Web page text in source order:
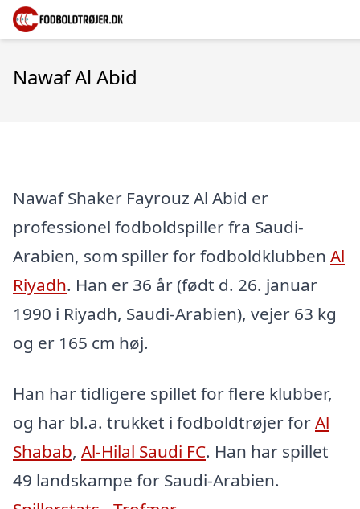
Nawaf Al Abid
Nawaf Shaker Fayrouz Al Abid er
professionel fodboldspiller fra Saudi-
Arabien, som spiller for fodboldklubben Al
Riyadh. Han er 36 år (født d. 26. januar
1990 i Riyadh, Saudi-Arabien), vejer 63 kg
og er 165 cm høj.
Han har tidligere spillet for flere klubber,
og har bl.a. trukket i fodboldtrøjer forAl
Shabab, Al-Hilal Saudi FC. Han har spillet
49 landskampe for Saudi-Arabien.